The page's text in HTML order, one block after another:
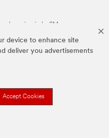
device to enhance site
deliver you advertisements
Accept Cookies
známky 3M.